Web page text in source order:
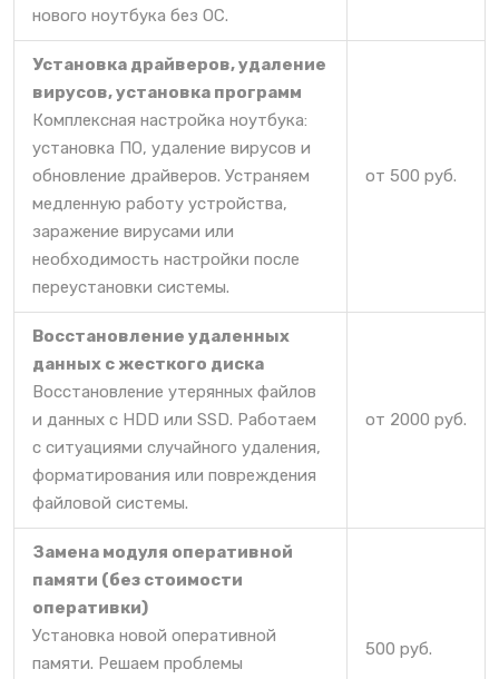
нового ноутбука без ОС.
Установка драйверов, удаление
вирусов, установка программ
Комплексная настройка ноутбука:
установка ПО, удаление вирусов и
обновление драйверов. Устраняем
медленную работу устройства,
заражение вирусами или
необходимость настройки после
переустановки системы.
от 500 руб.
Восстановление удаленных
данных с жесткого диска
Восстановление утерянных файлов
и данных с HDD или SSD. Работаем
с ситуациями случайного удаления,
форматирования или повреждения
файловой системы.
от 2000 руб.
Замена модуля оперативной
памяти (без стоимости
оперативки)
Установка новой оперативной
памяти. Решаем проблемы
500 руб.